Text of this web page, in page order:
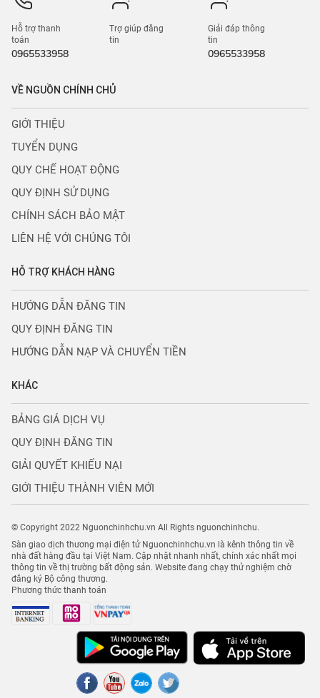
Hỗ trợ thanh
toán
0965533958
Trợ giúp đăng
tin
Giải đáp thông
tin
0965533958
VỀ NGUỒN CHÍNH CHỦ
GIỚI THIỆU
TUYỂN DỤNG
QUY CHẾ HOẠT ĐỘNG
QUY ĐỊNH SỬ DỤNG
CHÍNH SÁCH BẢO MẬT
LIÊN HỆ VỚI CHÚNG TÔI
HỖ TRỢ KHÁCH HÀNG
HƯỚNG DẪN ĐĂNG TIN
QUY ĐỊNH ĐĂNG TIN
HƯỚNG DẪN NẠP VÀ CHUYỂN TIỀN
KHÁC
BẢNG GIÁ DỊCH VỤ
QUY ĐỊNH ĐĂNG TIN
GIẢI QUYẾT KHIẾU NẠI
GIỚI THIỆU THÀNH VIÊN MỚI
© Copyright 2022 Nguonchinhchu.vn All Rights nguonchinhchu.
Sàn giao dịch thương mại điện tử Nguonchinhchu.vn là kênh thông tin về
nhà đất hàng đầu tại Việt Nam. Cập nhật nhanh nhất, chính xác nhất mọi
thông tin về thị trường bất động sản. Website đang chạy thử nghiệm chờ
đăng ký Bộ công thương.
Phương thức thanh toán